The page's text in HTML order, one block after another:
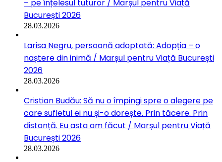
– pe înțelesul tuturor / Marșul pentru Viață
București 2026
28.03.2026
Larisa Negru, persoană adoptată: Adopția – o
naștere din inimă / Marșul pentru Viață București
2026
28.03.2026
Cristian Budău: Să nu o împingi spre o alegere pe
care sufletul ei nu și-o dorește. Prin tăcere. Prin
distanță. Eu asta am făcut / Marșul pentru Viață
București 2026
28.03.2026